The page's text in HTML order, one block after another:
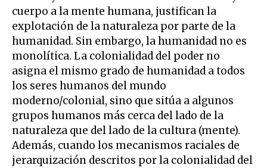
cuerpo a la mente humana, justifican la
explotación de la naturaleza por parte de la
humanidad. Sin embargo, la humanidad no es
monolítica. La colonialidad del poder no
asigna el mismo grado de humanidad a todos
los seres humanos del mundo
moderno/colonial, sino que sitúa a algunos
grupos humanos más cerca del lado de la
naturaleza que del lado de la cultura (mente).
Además, cuando los mecanismos raciales de
jerarquización descritos por la colonialidad del